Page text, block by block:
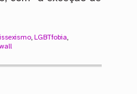
, LGBTfobia,